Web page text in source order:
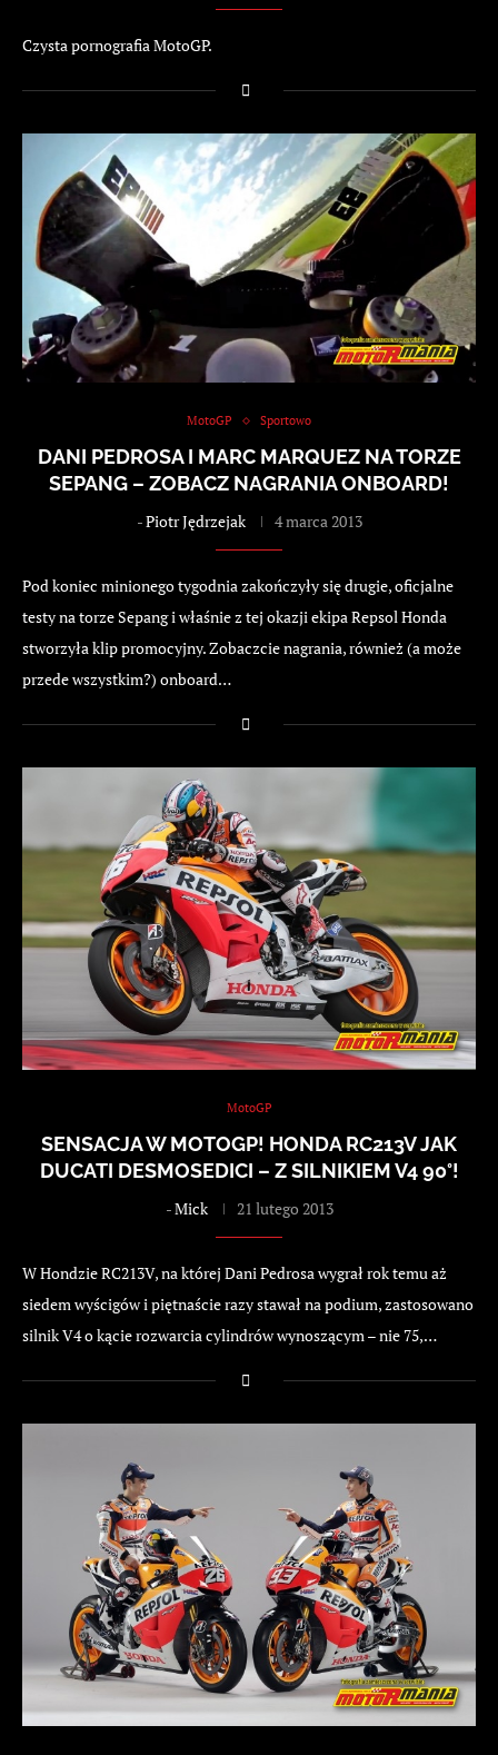
Czysta pornografia MotoGP.
MotoGP Sportowo
DANI PEDROSA I MARC MARQUEZ NA TORZE
SEPANG – ZOBACZ NAGRANIA ONBOARD!
-Piotr Jędrzejak 4 marca 2013
Pod koniec minionego tygodnia zakończyły się drugie, oficjalne
testy na torze Sepang i właśnie z tej okazji ekipa Repsol Honda
stworzyła klip promocyjny. Zobaczcie nagrania, również (a może
przede wszystkim?) onboard…
MotoGP
SENSACJA W MOTOGP! HONDA RC213V JAK
DUCATI DESMOSEDICI – Z SILNIKIEM V4 90°!
-Mick 21 lutego 2013
W Hondzie RC213V, na której Dani Pedrosa wygrał rok temu aż
siedem wyścigów i piętnaście razy stawał na podium, zastosowano
silnik V4 o kącie rozwarcia cylindrów wynoszącym – nie 75,…